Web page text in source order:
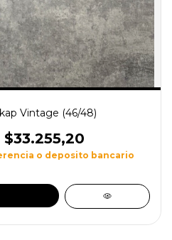
Vintage (46/48)
$33.255,20
o deposito bancario